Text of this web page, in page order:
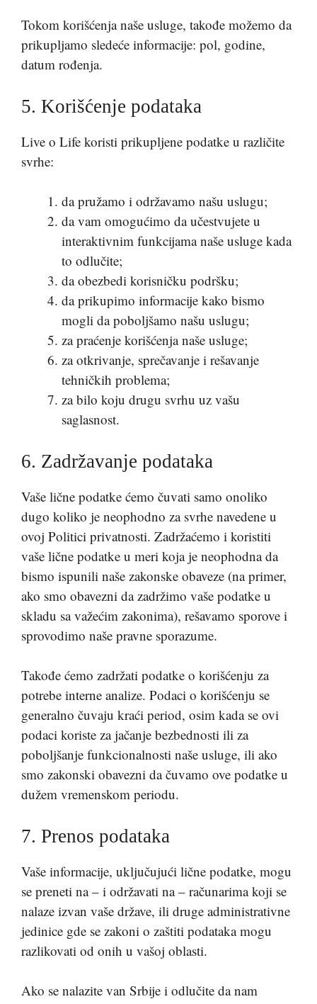
Tokom korišćenja naše usluge, takođe možemo da
prikupljamo sledeće informacije: pol, godine,
datum rođenja.
5. Korišćenje podataka
Live o Life koristi prikupljene podatke u različite
svrhe:
da pružamo i održavamo našu uslugu;
da vam omogućimo da učestvujete u
interaktivnim funkcijama naše usluge kada
to odlučite;
da obezbedi korisničku podršku;
da prikupimo informacije kako bismo
mogli da poboljšamo našu uslugu;
za praćenje korišćenja naše usluge;
za otkrivanje, sprečavanje i rešavanje
tehničkih problema;
za bilo koju drugu svrhu uz vašu
saglasnost.
6. Zadržavanje podataka
Vaše lične podatke ćemo čuvati samo onoliko
dugo koliko je neophodno za svrhe navedene u
ovoj Politici privatnosti. Zadržaćemo i koristiti
vaše lične podatke u meri koja je neophodna da
bismo ispunili naše zakonske obaveze (na primer,
ako smo obavezni da zadržimo vaše podatke u
skladu sa važećim zakonima), rešavamo sporove i
sprovodimo naše pravne sporazume.
Takođe ćemo zadržati podatke o korišćenju za
potrebe interne analize. Podaci o korišćenju se
generalno čuvaju kraći period, osim kada se ovi
podaci koriste za jačanje bezbednosti ili za
poboljšanje funkcionalnosti naše usluge, ili ako
smo zakonski obavezni da čuvamo ove podatke u
dužem vremenskom periodu.
7. Prenos podataka
Vaše informacije, uključujući lične podatke, mogu
se preneti na – i održavati na – računarima koji se
nalaze izvan vaše države, ili druge administrativne
jedinice gde se zakoni o zaštiti podataka mogu
razlikovati od onih u vašoj oblasti.
Ako se nalazite van Srbije i odlučite da nam